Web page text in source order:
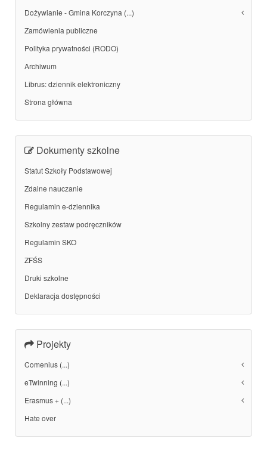
Dożywianie - Gmina Korczyna (...)
Zamówienia publiczne
Polityka prywatności (RODO)
Archiwum
Librus: dziennik elektroniczny
Strona główna
Dokumenty szkolne
Statut Szkoły Podstawowej
Zdalne nauczanie
Regulamin e-dziennika
Szkolny zestaw podręczników
Regulamin SKO
ZFŚS
Druki szkolne
Deklaracja dostępności
Projekty
Comenius (...)
eTwinning (...)
Erasmus + (...)
Hate over